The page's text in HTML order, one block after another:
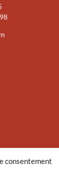
consentement